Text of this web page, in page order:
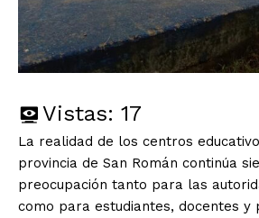
Vistas: 17
La realidad de los centros
provincia de San Román continúa
preocupación tanto para las
como para estudiantes, docentes y